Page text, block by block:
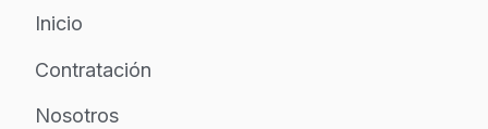
Inicio
Contratación
Nosotros